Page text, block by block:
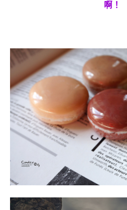
啊！